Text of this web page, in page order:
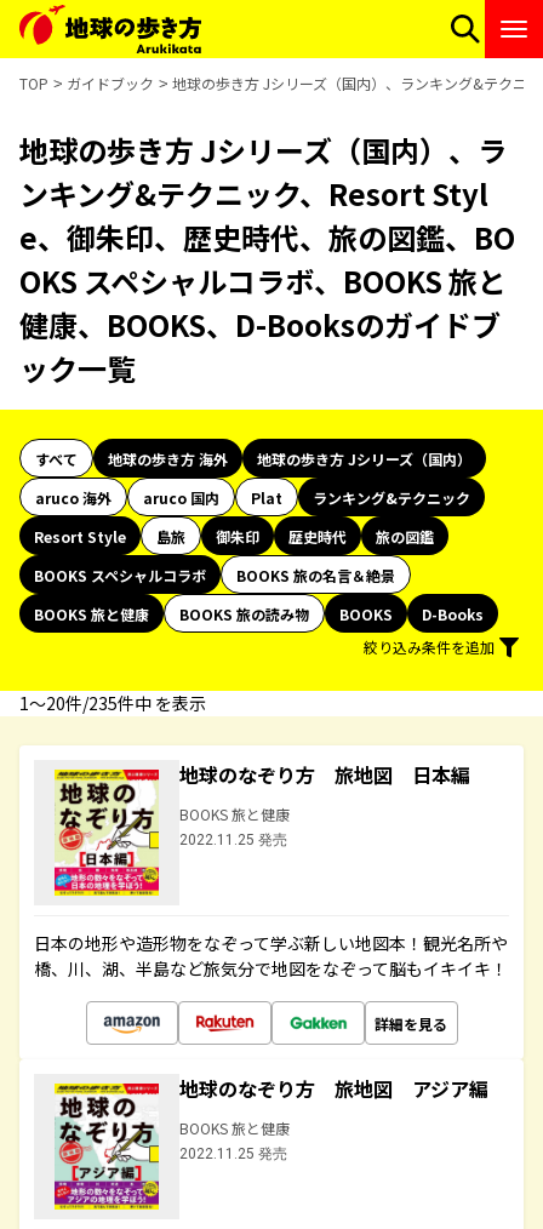
TOP ガイドブック 地球の歩き方 Jシリーズ（国内）、ランキング&テクニ
地球の歩き方 Jシリーズ（国内）、ラ
ンキング&テクニック、Resort Styl
e、御朱印、歴史時代、旅の図鑑、BO
OKS スペシャルコラボ、BOOKS 旅と
健康、BOOKS、D-Booksのガイドブ
ック一覧
すべて 地球の歩き方 海外
地球の歩き方 Jシリーズ（国内）
aruco 海外
aruco 国内 Plat
ランキング&テクニック
Resort Style
島旅 御朱印 歴史時代
旅の図鑑
BOOKS スペシャルコラボ
BOOKS 旅の名言＆絶景
BOOKS 旅と健康
BOOKS 旅の読み物 BOOKS
D-Books
絞り込み条件を追加
1〜20件/235件中 を表示
地球のなぞり方 旅地図 日本編
BOOKS 旅と健康
2022.11.25 発売
日本の地形や造形物をなぞって学ぶ新しい地図本！観光名所や
橋、川、湖、半島など旅気分で地図をなぞって脳もイキイキ！
詳細を見る
地球のなぞり方 旅地図 アジア編
BOOKS 旅と健康
2022.11.25 発売